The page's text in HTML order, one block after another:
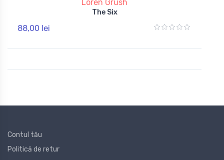
Loren Grush
The Six
88,00 lei
Contul tău
Politică de retur